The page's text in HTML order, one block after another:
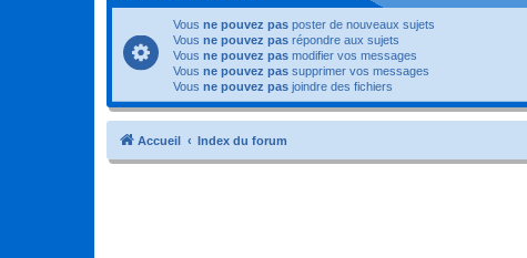
Vous ne pouvez pas poster de nouveaux sujets
Vous ne pouvez pas répondre aux sujets
Vous ne pouvez pas modifier vos messages
Vous ne pouvez pas supprimer vos messages
Vous ne pouvez pas joindre des fichiers
Accueil Index du forum